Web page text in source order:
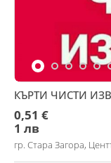
КЪРТИ ЧИСТИ
0,51 €
1 лв
гр. Стара Загора,